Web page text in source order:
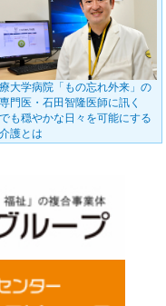
大学病院「もの忘れ外来」の
門医・石田智隆医師に訊く
も穏やかな日々を可能にする
護とは